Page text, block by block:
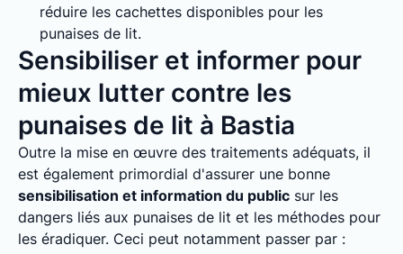
réduire les cachettes disponibles pour les
punaises de lit.
Sensibiliser et informer pour
mieux lutter contre les
punaises de lit à Bastia
Outre la mise en œuvre des traitements adéquats, il
est également primordial d'assurer une bonne
sensibilisation et information du public sur les
dangers liés aux punaises de lit et les méthodes pour
les éradiquer. Ceci peut notamment passer par :